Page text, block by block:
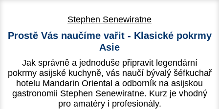
Stephen Senewiratne
Prostě Vás naučíme vařit - Klasické pokrmy
Asie
Jak správně a jednoduše připravit legendární
pokrmy asijské kuchyně, vás naučí bývalý šéfkuchař
hotelu Mandarin Oriental a odborník na asijskou
gastronomii Stephen Senewiratne. Kurz je vhodný
pro amatéry i profesionály.